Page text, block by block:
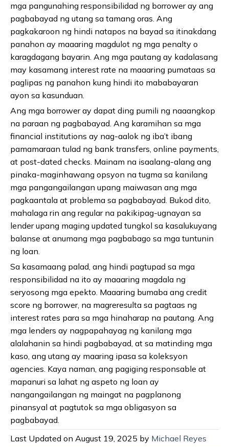
mga pangunahing responsibilidad ng borrower ay ang
pagbabayad ng utang sa tamang oras. Ang
pagkakaroon ng hindi natapos na bayad sa itinakdang
panahon ay maaaring magdulot ng mga penalty o
karagdagang bayarin. Ang mga pautang ay kadalasang
may kasamang interest rate na maaaring pumataas sa
paglipas ng panahon kung hindi ito mababayaran
ayon sa kasunduan.
Ang mga borrower ay dapat ding pumili ng naaangkop
na paraan ng pagbabayad. Ang karamihan sa mga
financial institutions ay nag-aalok ng iba’t ibang
pamamaraan tulad ng bank transfers, online payments,
at post-dated checks. Mainam na isaalang-alang ang
pinaka-maginhawang opsyon na tugma sa kanilang
mga pangangailangan upang maiwasan ang mga
pagkaantala at problema sa pagbabayad. Bukod dito,
mahalaga rin ang regular na pakikipag-ugnayan sa
lender upang maging updated tungkol sa kasalukuyang
balanse at anumang mga pagbabago sa mga tuntunin
ng loan.
Sa kasamaang palad, ang hindi pagtupad sa mga
responsibilidad na ito ay maaaring magdala ng
seryosong mga epekto. Maaaring bumaba ang credit
score ng borrower, na magreresulta sa pagtaas ng
interest rates para sa mga hinaharap na pautang. Ang
mga lenders ay nagpapahayag ng kanilang mga
alalahanin sa hindi pagbabayad, at sa matinding mga
kaso, ang utang ay maaring ipasa sa koleksyon
agencies. Kaya naman, ang pagiging responsable at
mapanuri sa lahat ng aspeto ng loan ay
nangangailangan ng maingat na pagplanong
pinansyal at pagtutok sa mga obligasyon sa
pagbabayad.
Last Updated on August 19, 2025 by Michael Reyes